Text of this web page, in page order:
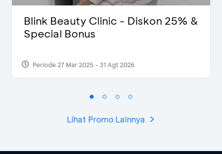
Blink Beauty Clinic - Diskon 25% &
Special Bonus
Periode 27 Mar 2025 - 31 Agt 2026
Lihat Promo Lainnya